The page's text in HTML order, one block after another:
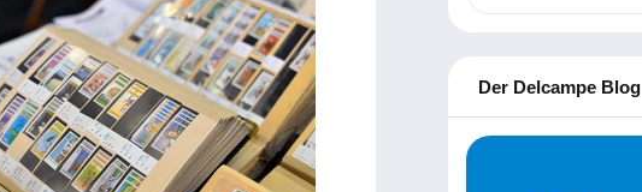
Der Delcampe Blog